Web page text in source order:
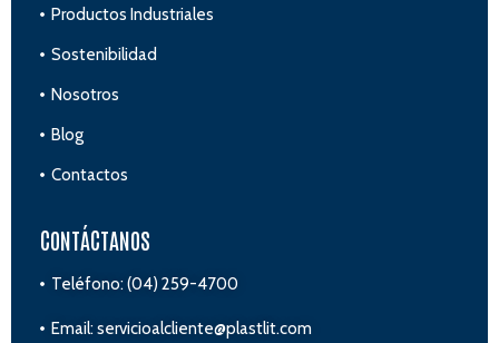
Productos Industriales
Sostenibilidad
Nosotros
Blog
Contactos
CONTÁCTANOS
Teléfono: (04) 259-4700
Email: servicioalcliente@plastlit.com